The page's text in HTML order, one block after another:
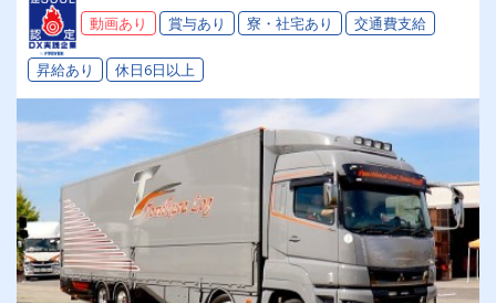
動画あり 賞与あり 寮・社宅あり 交通費支給
昇給あり 休日6日以上